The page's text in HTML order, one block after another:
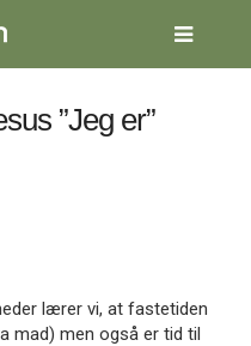
”Jeg er”
lærer vi, at fastetiden
mad) men også er tid til